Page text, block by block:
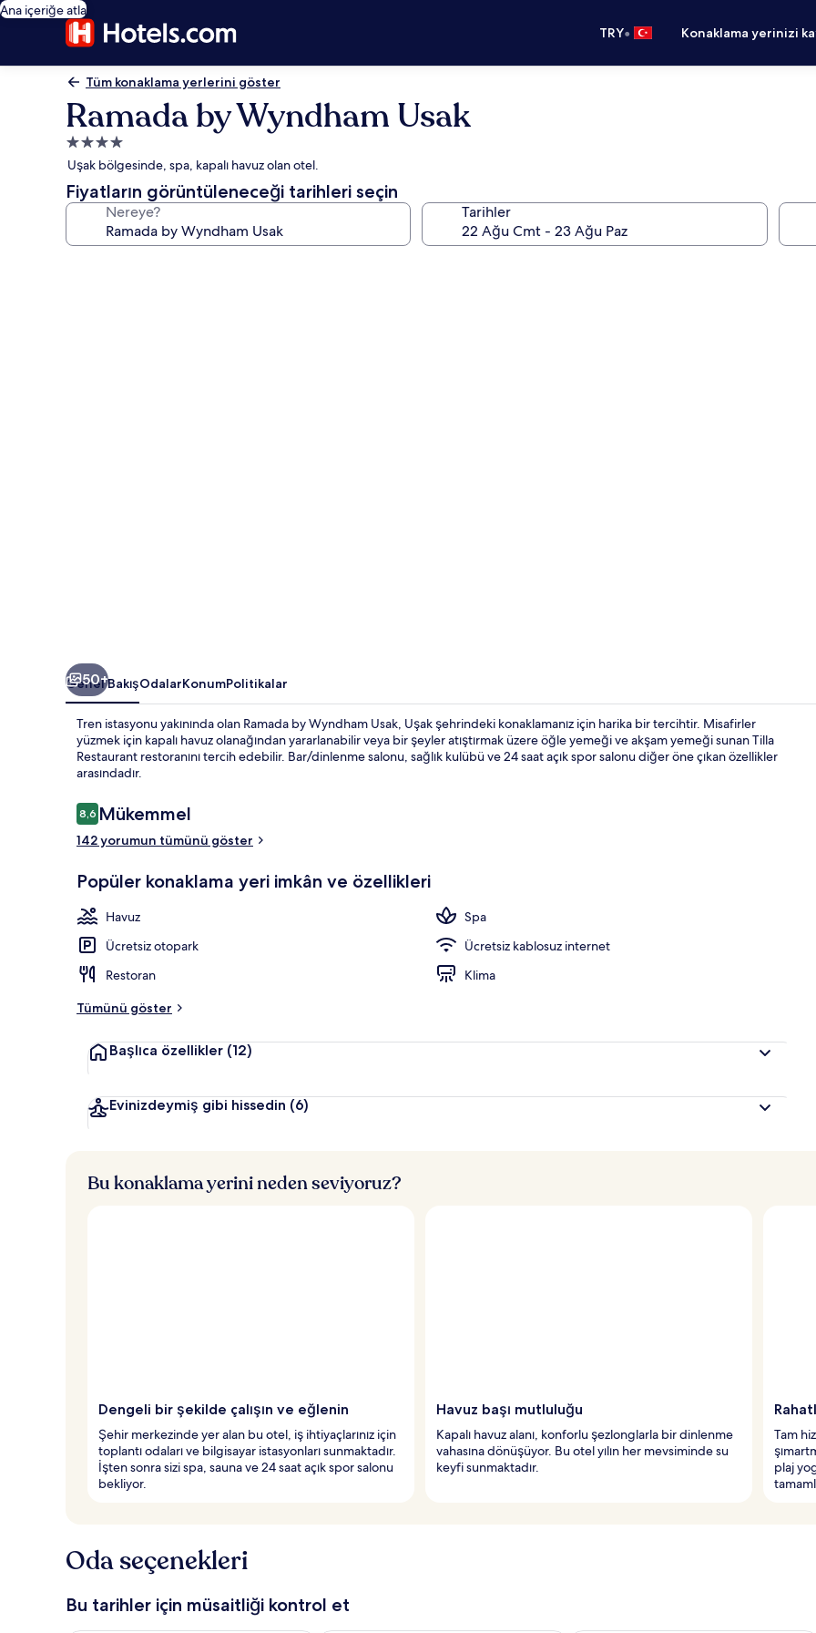
Ana içeriğe atla
TRY• Konaklama yerinizi
Tüm konaklama yerlerini göster
Ramada by Wyndham Usak
4.0
yıldızlı
konaklama
yeri
Uşak bölgesinde, spa, kapalı havuz olan otel.
Fiyatların görüntüleneceği tarihleri seçin
Nereye? Tarihler
Kapalı yüzme havuzu, 9 ve 22.30 saatleri arasında açık, şezlonglar
50+
Genel BakışOdalarKonumPolitikalar
Tren istasyonu yakınında olan Ramada by Wyndham Usak, Uşak şehrindeki konaklamanız için harika bir tercihtir. Misafirler
yüzmek için kapalı havuz olanağından yararlanabilir veya bir şeyler atıştırmak üzere öğle yemeği ve akşam yemeği sunan Tilla
Restaurant restoranını tercih edebilir. Bar/dinlenme salonu, sağlık kulübü ve 24 saat açık spor salonu diğer öne çıkan özellikler
arasındadır.
Yorumlar
8,68,6/10
Mükemmel
142 yorumun tümünü göster
Popüler konaklama yeri imkân ve özellikleri
Havuz
Spa
Ücretsiz otopark
Ücretsiz kablosuz internet
Restoran
Klima
Tümünü göster
Başlıca özellikler (12)
Evinizdeymiş gibi hissedin (6)
Bu konaklama yerini neden seviyoruz?
Dengeli bir şekilde çalışın ve eğlenin
Şehir merkezinde yer alan bu otel, iş ihtiyaçlarınız için
toplantı odaları ve bilgisayar istasyonları sunmaktadır.
İşten sonra sizi spa, sauna ve 24 saat açık spor salonu
bekliyor.
Havuz başı mutluluğu
Kapalı havuz alanı, konforlu şezlonglarla bir dinlenme
vahasına dönüşüyor. Bu otel yılın her mevsiminde su
keyfi sunmaktadır.
Tam
plaj
Oda seçenekleri
Bu tarihler için müsaitliği kontrol et